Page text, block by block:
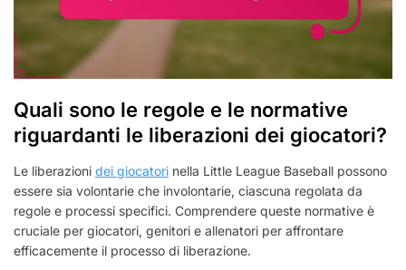
Quali sono le regole e le normative
riguardanti le liberazioni dei giocatori?
Le liberazioni dei giocatori nella Little League Baseball possono
essere sia volontarie che involontarie, ciascuna regolata da
regole e processi specifici. Comprendere queste normative è
cruciale per giocatori, genitori e allenatori per affrontare
efficacemente il processo di liberazione.